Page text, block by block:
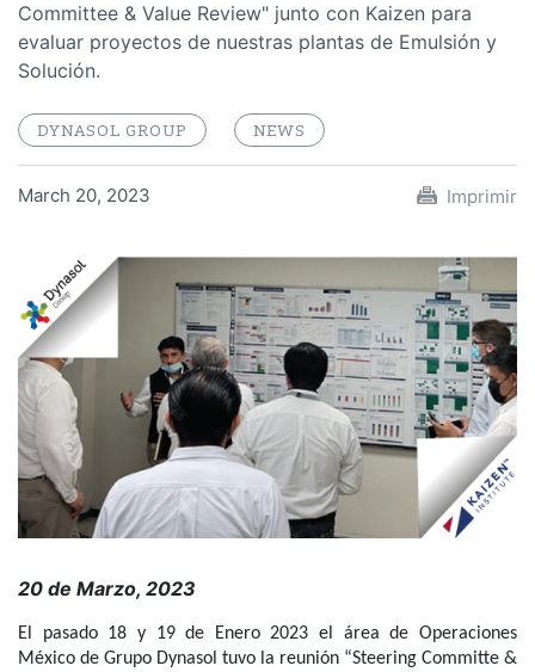
Committee & Value Review" junto con Kaizen para
evaluar proyectos de nuestras plantas de Emulsión y
Solución.
DYNASOL GROUP NEWS
March 20, 2023 Imprimir
20 de Marzo, 2023
El pasado 18 y 19 de Enero 2023 el área de Operaciones
México de Grupo Dynasol tuvo la reunión “Steering Committe &